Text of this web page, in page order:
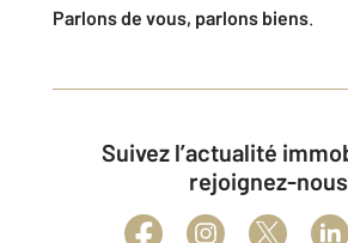
Parlons de vous, parlons biens.
Suivez l’actualité immobilière et
rejoignez-nous